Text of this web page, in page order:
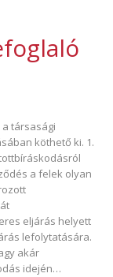
társasági
köthető ki. 1.
a felek olyan
eljárás helyett
lefolytatására.
akár
idején…